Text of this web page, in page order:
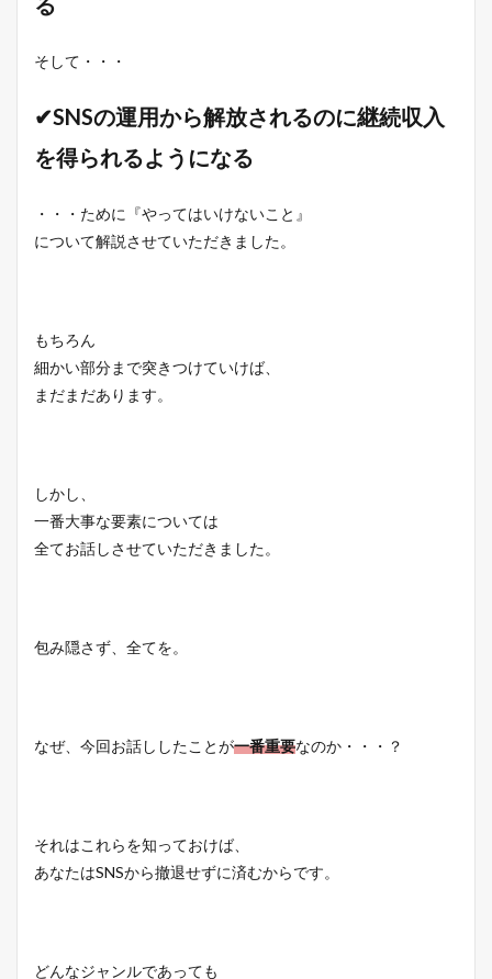
そして・・・
✔SNSの運用から解放されるのに継続収入
を得られるようになる
・・・ために『やってはいけないこと』
について解説させていただきました。
もちろん
細かい部分まで突きつけていけば、
まだまだあります。
しかし、
一番大事な要素については
全てお話しさせていただきました。
包み隠さず、全てを。
なぜ、今回お話ししたことが一番重要なのか・・・？
それはこれらを知っておけば、
あなたはSNSから撤退せずに済むからです。
どんなジャンルであっても